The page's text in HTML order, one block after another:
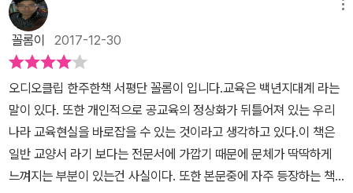
지 못하고는 어떤 도덕적 목적이나 공유된 의미의 추구도 불가능하기
때문이다. 교사 전문성 향상은 관계의 개선, 협업을 통한 질 높은 교사
학습공동체(PLCs)의 운영을 통해서 이룰 수 있다. 저자는 교육변화
에 성공하기 위한 지식으로‘도덕적 목적에 대한 신념을 갖추고, 변화
의 과정을 이해한 후, 교직원 간 협력관계를 구축하며, 혁신에 필요한
지식을 쌓아 이를 일상적으로 공유하는 학습공동체 구축하기’를 소개
하고 있다. 이른바 변화지식(change knowledge)이라는 것이다.
이러한 지식이 없는 상태에서 변화에 대한 의지만으로 강하게 밀어붙
이는 개혁은 번번이 실패했고, 한국의 교육개혁도 예외는 아니다. 교
습을 위한 교수법(NPDL)’에 대한 신념이 방법을 바꾸고 방법이 내
용을 바꿀 수도 있고, ‘깊이 있는 학습의 결과(6Cs)’가 학습자료를 바
꾸고 바뀐 자료가 교수법을 바꾸고 바뀐 교수법이 신념을 바꿀 수도
있다. 풀란이 서술하고 있는 순서와 글을 쓰는 나의 서술 순서가 다르
다. 책의 서술은 아무래도 단면적․정태적이라 변화의 다면성과 역동
성을 다 담을 수는 없을 것이다. 아울러 이 책의 장점은 이런저런 교차
에 있다. 경험과 생각, 이론이 교차하는 지점에서 상상력이 작동한다.
“구조적 변화는 빈번히 일어나지만, 정작 중요한 것은 교사들이 자신
과장이 아니다. 하나하나 읽다보면 겉만 바뀌고 내용은 바꾸지 못하
는 원인과 해법을 깨달을 수 있다. 학교와 학생, 선생님과 학부모, 지
자체까지 어떤 연계성이 필요한지 다양한 교육개혁의 방법들을 제시
하고 있으니 교육개혁에 관심있는 분들이 읽는다면 정말 교육이 바뀌
어가지 않을까 희망이 생기는 책이다. ⓑ 책과 나 연결하기 교육변화,
교육개혁 뉴스를 통해서 많이 들어왔지만 체감하기가 참 어려운 것이
아닌가라는 생각을 했다. 나 역시 한국의 공교육을 전부 겪어왔고 문
제가 있음을 알며 고등학생, 대학생 친구들 앞에서 강의를 하면서 변
화하는 시대에 현재 우리의 교육은 한계가 있음을 인정할 수 밖에 없
꼴롬이 2017-12-30
오디오클립 한주한책 서평단 꼴롬이 입니다.교육은 백년지대계 라는
말이 있다. 또한 개인적으로 공교육의 정상화가 뒤틀어져 있는 우리
나라 교육현실을 바로잡을 수 있는 것이라고 생각하고 있다.이 책은
일반 교양서 라기 보다는 전문서에 가깝기 때문에 문체가 딱딱하게
느껴지는 부분이 있는건 사실이다. 또한 본문중에 자주 등장하는 책